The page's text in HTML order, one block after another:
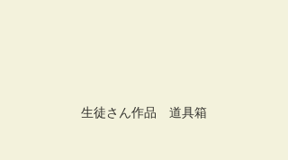
生徒さん作品　道具箱